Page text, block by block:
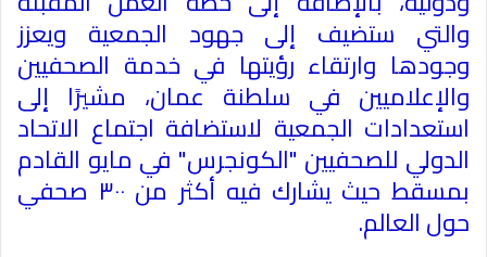
والتي ستضيف إلى جهود الجمعية ويعزز
وجودها وارتقاء رؤيتها في خدمة الصحفيين
والإعلاميين في سلطنة عمان، مشيرًا إلى
استعدادات الجمعية لاستضافة اجتماع الاتحاد
الدولي للصحفيين "الكونجرس" في مايو القادم
بمسقط حيث يشارك فيه أكثر من ٣٠٠ صحفي
حول العالم.